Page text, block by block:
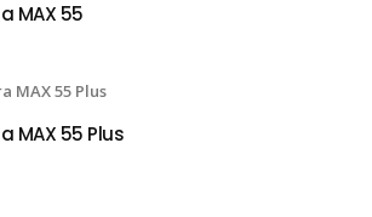
MAX 55
MAX 55 Plus